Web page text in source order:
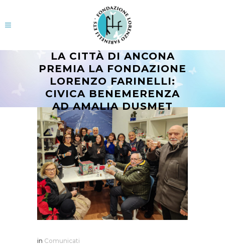
LA CITTÀ DI ANCONA
PREMIA LA FONDAZIONE
LORENZO FARINELLI:
CIVICA BENEMERENZA
AD AMALIA DUSMET
in Comunicati